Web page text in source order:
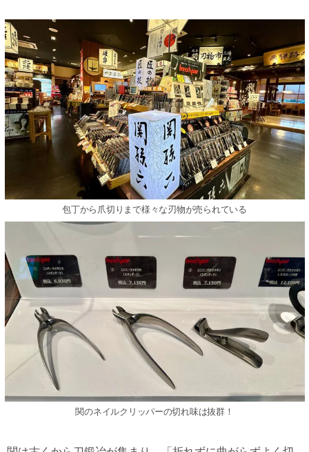
包丁から⽖切りまで様々な刃物が売られている
関のネイルクリッパーの切れ味は抜群！